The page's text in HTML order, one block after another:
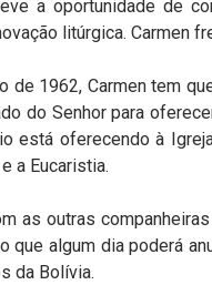
a oportunidade de
litúrgica. Carmen
de 1962, Carmen tem
do Senhor para
está oferecendo à
a Eucaristia.
as outras
que algum dia poderá
da Bolívia.